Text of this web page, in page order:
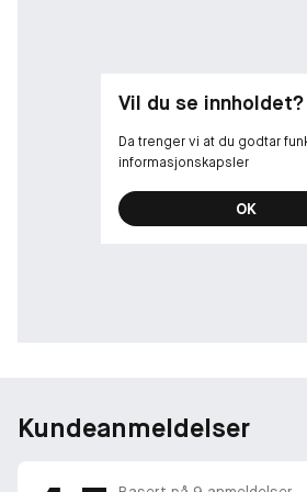
Vil du se innholdet?
Da trenger vi at du godtar
informasjonskapsler
OK
Kundeanmeldelser